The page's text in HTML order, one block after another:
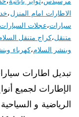
الاطارات امام المنزل،
سيارات،عجلات السيارات
متنقل،كراج متنقل
وبنشر السلام،كهرباء
تبديل اطارات
الإطارات لجميع
الرياضية و